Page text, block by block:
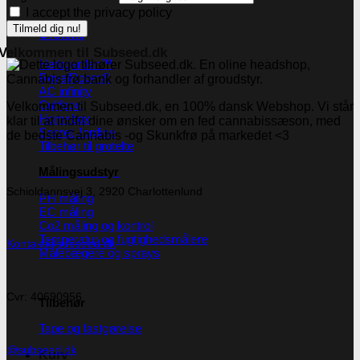
Grotelte
Herbgarden™
RoyalRoom®
AC infinity
Cultibox
Homebox
Secret Jardine
Tilbehør til grotelte
Målingsudstyr
PH måling
EC måling
Co2 måling og kontrol
Temperatur og fugtighedsmålere
Målebægere og sprays
Tilbehør
Tape og fastgørelse
Kurv
I accept the privacy policy
til Subseed.dk
Velkommen til Subseed.dk, en 100% dansk Webshop. Vi står
klar til at indfri dine ønsker om en fed cannabissæson, med
de bedste Cannabis -og Skunkfrø på markedet <3
Schioldannsvej 3, 2920 Charlottenlund
Kontakt@subseed.dk
Cvr: 40690956
@subseed.dk